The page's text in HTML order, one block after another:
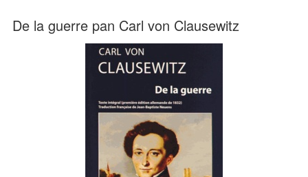
De la guerre pan Carl von Clausewitz